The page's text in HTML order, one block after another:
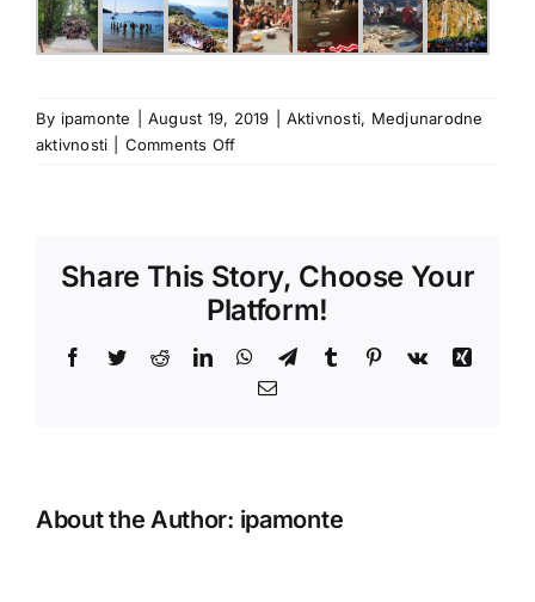
By ipamonte August 19, 2019 Aktivnosti, Medjunarodne
aktivnosti
Comments Offon
Republika
Hrvatska
(03-
17.08.2019)
Share This Story, Choose Your
Platform!
Facebook
TwitterRedditLinkedInWhatsApp
TelegramTumblr Pinterest
Vk
Xing
Email
About the Author: ipamonte